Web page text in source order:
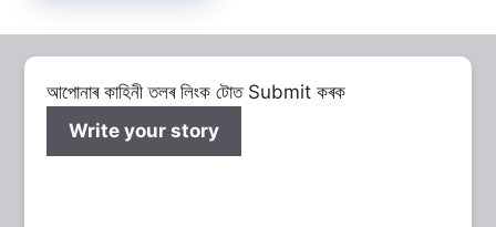
আপোনাৰ কাহিনী তলৰ লিংক টোত Submit কৰক
Write your story